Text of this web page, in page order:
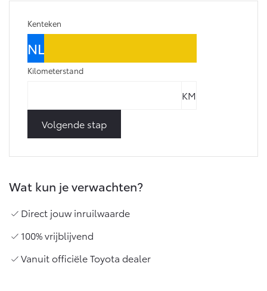
Kenteken
Kilometerstand
Volgende stap
Wat kun je verwachten?
Direct jouw inruilwaarde
100% vrijblijvend
Vanuit officiële Toyota dealer